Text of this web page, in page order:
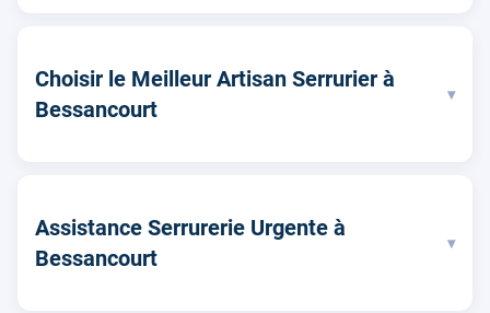
Choisir le Meilleur Artisan Serrurier à
Bessancourt
▾
Assistance Serrurerie Urgente à
Bessancourt
▾